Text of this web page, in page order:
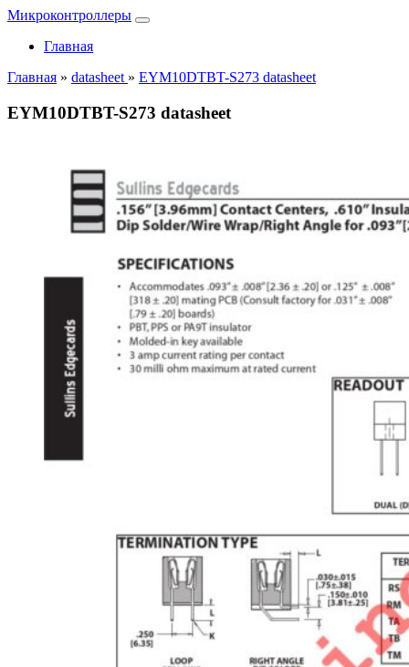
Микроконтроллеры
Главная
Главная » datasheet » EYM10DTBT-S273 datasheet
EYM10DTBT-S273 datasheet